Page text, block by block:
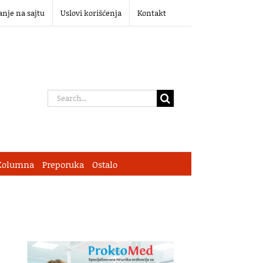
na sajtu Uslovi korišćenja Kontakt
Search
Preporuka Ostalo